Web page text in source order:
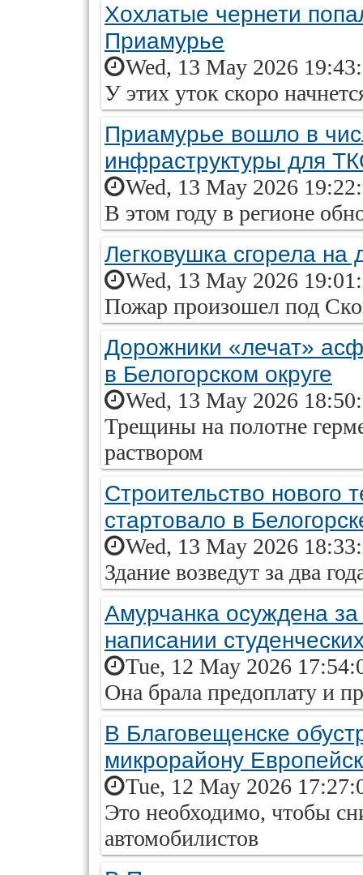
Хохлатые чернети
Приамурье
Wed, 13 May 2026
У этих уток скоро
Приамурье вошло в
инфраструктуры для
Wed, 13 May 2026
В этом году в регионе
Легковушка сгорела
Wed, 13 May 2026
Пожар произошел под
Дорожники «лечат»
в Белогорском округе
Wed, 13 May 2026
Трещины на полотне
раствором
Строительство нового
стартовало в
Wed, 13 May 2026
Здание возведут за два
Амурчанка осуждена
написании
Tue, 12 May 2026
Она брала предоплату и
В Благовещенске
микрорайону
Tue, 12 May 2026
Это необходимо, чтобы
автомобилистов